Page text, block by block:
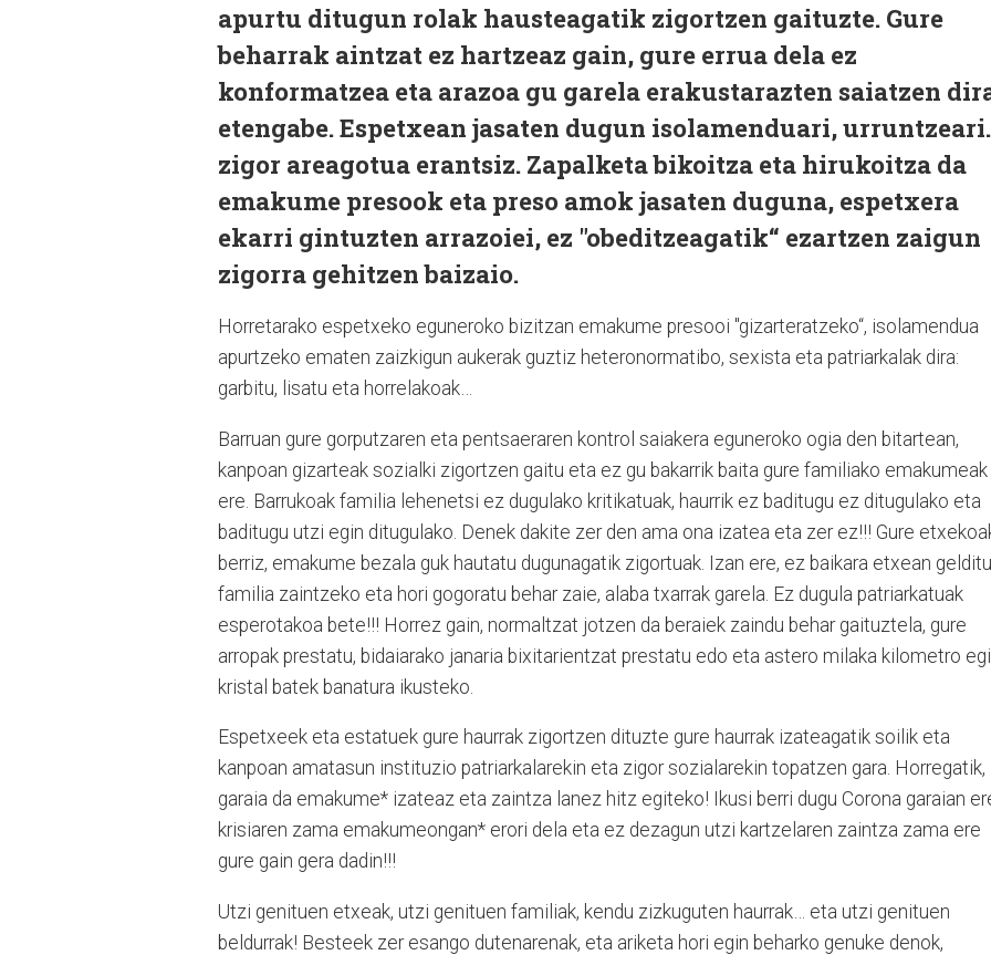
apurtu ditugun rolak hausteagatik zigortzen gaituzte. Gure
beharrak aintzat ez hartzeaz gain, gure errua dela ez
konformatzea eta arazoa gu garela erakustarazten saiatzen
etengabe. Espetxean jasaten dugun isolamenduari,
zigor areagotua erantsiz. Zapalketa bikoitza eta hirukoitza da
emakume presook eta preso amok jasaten duguna, espetxera
ekarri gintuzten arrazoiei, ez "obeditzeagatik“ ezartzen zaigun
zigorra gehitzen baizaio.
Horretarako espetxeko eguneroko bizitzan emakume presooi "gizarteratzeko“, isolamendua
apurtzeko ematen zaizkigun aukerak guztiz heteronormatibo, sexista eta patriarkalak dira:
garbitu, lisatu eta horrelakoak…
Barruan gure gorputzaren eta pentsaeraren kontrol saiakera eguneroko ogia den bitartean,
kanpoan gizarteak sozialki zigortzen gaitu eta ez gu bakarrik baita gure familiako emakumeak
ere. Barrukoak familia lehenetsi ez dugulako kritikatuak, haurrik ez baditugu ez ditugulako eta
baditugu utzi egin ditugulako. Denek dakite zer den ama ona izatea eta zer ez!!! Gure
berriz, emakume bezala guk hautatu dugunagatik zigortuak. Izan ere, ez baikara etxean gelditu
familia zaintzeko eta hori gogoratu behar zaie, alaba txarrak garela. Ez dugula patriarkatuak
esperotakoa bete!!! Horrez gain, normaltzat jotzen da beraiek zaindu behar gaituztela, gure
arropak prestatu, bidaiarako janaria bixitarientzat prestatu edo eta astero milaka kilometro
kristal batek banatura ikusteko.
Espetxeek eta estatuek gure haurrak zigortzen dituzte gure haurrak izateagatik soilik eta
kanpoan amatasun instituzio patriarkalarekin eta zigor sozialarekin topatzen gara. Horregatik,
garaia da emakume* izateaz eta zaintza lanez hitz egiteko! Ikusi berri dugu Corona garaian
krisiaren zama emakumeongan* erori dela eta ez dezagun utzi kartzelaren zaintza zama ere
gure gain gera dadin!!!
Utzi genituen etxeak, utzi genituen familiak, kendu zizkuguten haurrak… eta utzi genituen
beldurrak! Besteek zer esango dutenarenak, eta ariketa hori egin beharko genuke denok,